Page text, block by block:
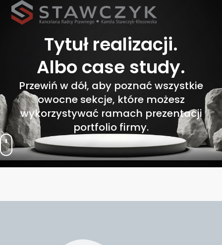
Tytuł realizacji.
Albo case study.
Przewiń w dół, aby poznać wszystkie
owocne sekcje, które możesz
wykorzystywać ramach prezentacji
portfolio firmy.